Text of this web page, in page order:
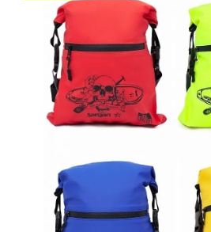
Фридайвинг
Детям
Бассейн
SUP-
Подарочные
Карты